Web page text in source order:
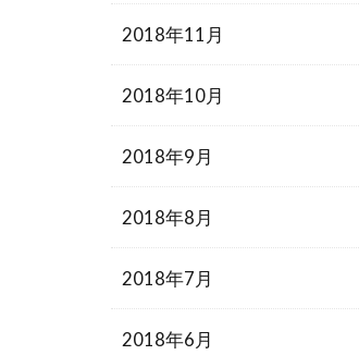
2018年11月
2018年10月
2018年9月
2018年8月
2018年7月
2018年6月